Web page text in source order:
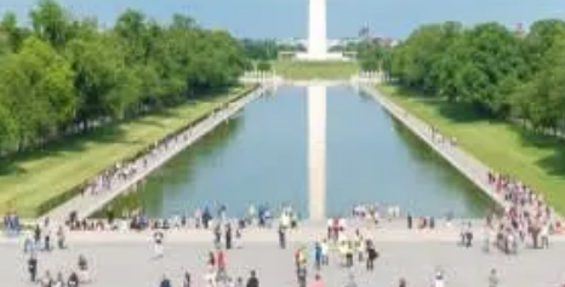
ア
ボスニア・ヘルツェゴビナ セルビア